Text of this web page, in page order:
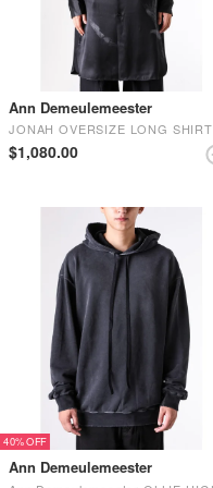
Ann Demeulemeester
JONAH OVERSIZE LONG SHIRT
$‌1,080.00
40%
Ann Demeulemeester